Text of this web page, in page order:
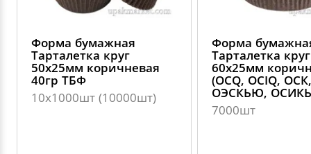
Форма бумажная
Тарталетка круг
50х25мм коричневая
40гр ТБФ
10х1000шт (10000шт)
Форма
Тарталетка круг
60х25мм
(OCQ, OCIQ, ОСК,
ОЭСКЬЮ,
7000шт